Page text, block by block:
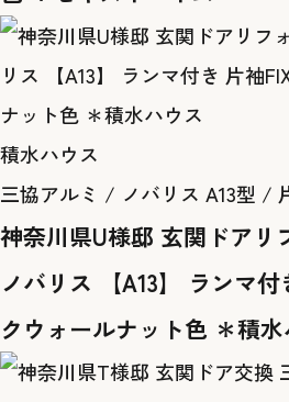
積水ハウス
三協アルミ / ノバリス A13型 /
神奈川県U様邸 玄関ドアリ
ノバリス 【A13】 ランマ
クウォールナット色 ＊積